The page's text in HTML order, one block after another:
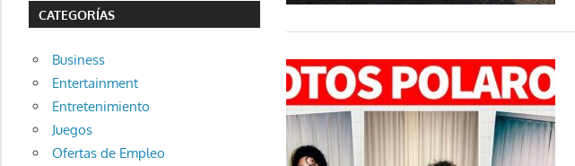
CATEGORÍAS
Business
Entertainment
Entretenimiento
Juegos
Ofertas de Empleo